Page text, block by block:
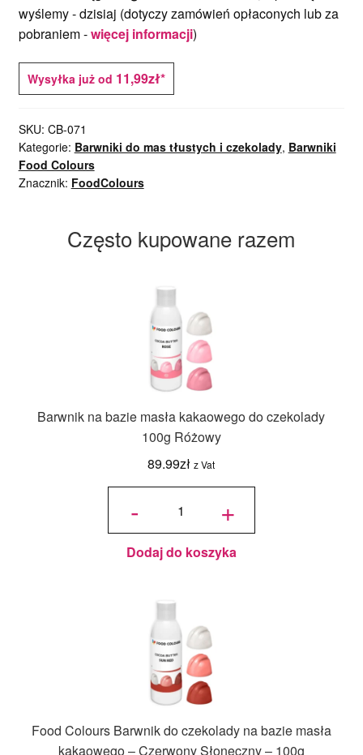
wyślemy -dzisiaj (dotyczy zamówień opłaconych lub za
pobraniem -więcej informacji)
Wysyłka już od 11,99zł*
SKU: CB-071
Kategorie: Barwniki do mas tłustych i czekolady, Barwniki
Food Colours
Znacznik: FoodColours
Często kupowane razem
Barwnik na bazie masła kakaowego do czekolady
100g Różowy
89.99zł z Vat
-
ilość
masła
kakaowego
do
czekolady
100g
+
Dodaj do koszyka
Food Colours Barwnik do czekolady na bazie masła
kakaowego – Czerwony Słoneczny – 100g